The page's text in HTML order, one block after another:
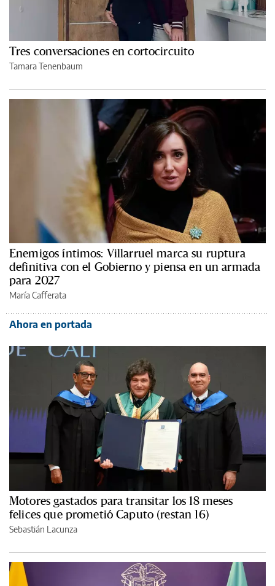
Tres conversaciones en cortocircuito
Tamara Tenenbaum
Enemigos íntimos: Villarruel marca su ruptura
definitiva con el Gobierno y piensa en un armada
para 2027
María Cafferata
Ahora en portada
Motores gastados para transitar los 18 meses
felices que prometió Caputo (restan 16)
Sebastián Lacunza